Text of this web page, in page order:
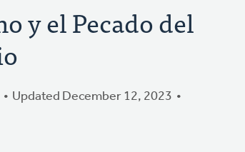
y el Pecado del
Updated December 12, 2023